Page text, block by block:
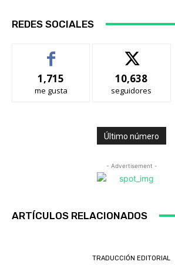
REDES SOCIALES
1,715
me gusta
10,638
seguidores
Último número
- Advertisement -
ARTÍCULOS RELACIONADOS
TRADUCCIÓN EDITORIAL